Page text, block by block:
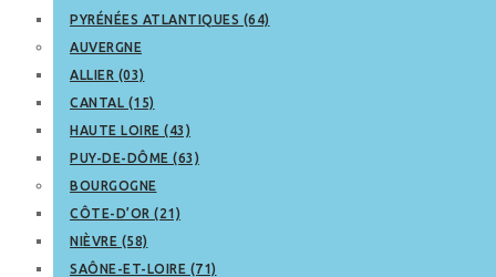
PYRÉNÉES ATLANTIQUES (64)
AUVERGNE
ALLIER (03)
CANTAL (15)
HAUTE LOIRE (43)
PUY-DE-DÔME (63)
BOURGOGNE
CÔTE-D’OR (21)
NIÈVRE (58)
SAÔNE-ET-LOIRE (71)